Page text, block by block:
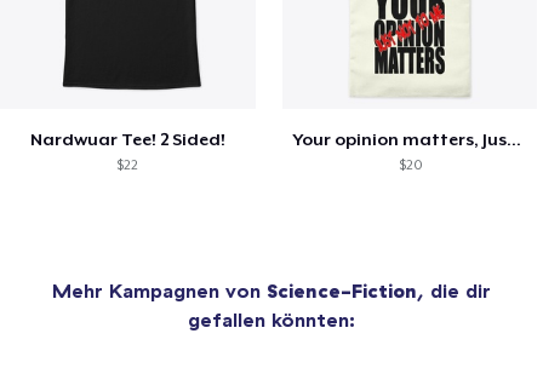
Nardwuar Tee! 2 Sided!
$22
Your opinion matters, Just not to me!
$20
Mehr Kampagnen von Science-Fiction, die dir
gefallen könnten: